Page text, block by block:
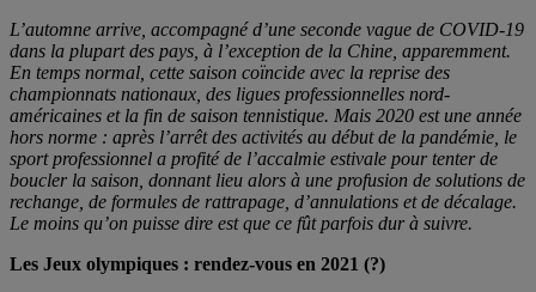
L’automne arrive, accompagné d’une seconde vague de COVID-19
dans la plupart des pays, à l’exception de la Chine, apparemment.
En temps normal, cette saison coïncide avec la reprise des
championnats nationaux, des ligues professionnelles nord-
américaines et la fin de saison tennistique. Mais 2020 est une année
hors norme : après l’arrêt des activités au début de la pandémie, le
sport professionnel a profité de l’accalmie estivale pour tenter de
boucler la saison, donnant lieu alors à une profusion de solutions de
rechange, de formules de rattrapage, d’annulations et de décalage.
Le moins qu’on puisse dire est que ce fût parfois dur à suivre.
Les Jeux olympiques : rendez-vous en 2021 (?)